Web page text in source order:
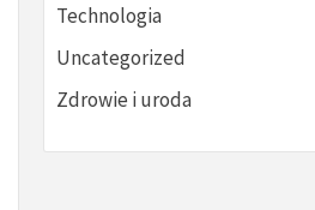
Technologia
Uncategorized
Zdrowie i uroda